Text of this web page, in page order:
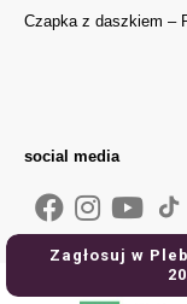
Zagłosuj w
Czapka z daszkiem –
social media